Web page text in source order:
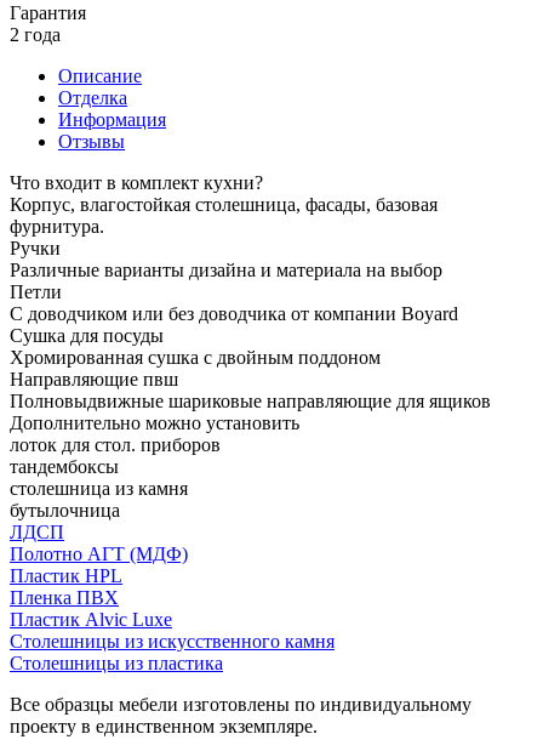
Гарантия
2 года
Описание
Отделка
Информация
Отзывы
Что входит в комплект кухни?
Корпус, влагостойкая столешница, фасады, базовая
фурнитура.
Ручки
Различные варианты дизайна и материала на выбор
Петли
С доводчиком или без доводчика от компании Boyard
Сушка для посуды
Хромированная сушка с двойным поддоном
Направляющие пвш
Полновыдвижные шариковые направляющие для ящиков
Дополнительно можно установить
лоток для стол. приборов
тандембоксы
столешница из камня
бутылочница
ЛДСП
Полотно АГТ (МДФ)
Пластик HPL
Пленка ПВХ
Пластик Alvic Luxe
Столешницы из искусственного камня
Столешницы из пластика
Все образцы мебели изготовлены по индивидуальному
проекту в единственном экземпляре.